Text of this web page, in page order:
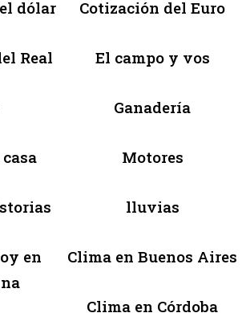
dólar Cotización del Euro
Real El campo y vos
Ganadería
Motores
lluvias
en
Clima en Buenos Aires
Clima en Córdoba